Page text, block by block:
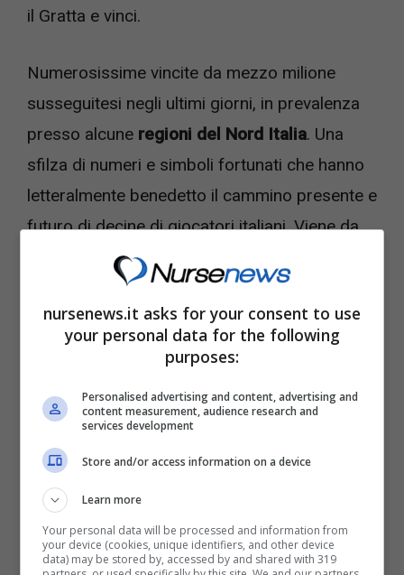
il Gratta e vinci.
Numerosissime vincite da mezzo milione
susseguitesi negli ultimi giorni, in prevalenza
presso alcune regioni del Nord Italia. Una
sfilza di numeri e simboli fortunati che hanno
letteralmente benedetto il cammino presente e
futuro di decine di giocatori italiani. Viene da
se, quindi, immaginare quanto in questa fase
gli stessi giocatori siano tornati più che mai
sensibili a certe logiche. Viene da se,
immaginare, che oggi, proprio oggi,
il fattore
da milioni di cittadini.
Gratta e vinci, 1 milione e idee già
chiare: per il fortunato si tratta della
seconda vincita
nursenews.it asks for your consent to use
your personal data for the following
purposes:
Personalised advertising and content, advertising and
content measurement, audience research and
services development
Store and/or access information on a device
Learn more
Your personal data will be processed and information from
your device (cookies, unique identifiers, and other device
data) may be stored by, accessed by and shared with 319